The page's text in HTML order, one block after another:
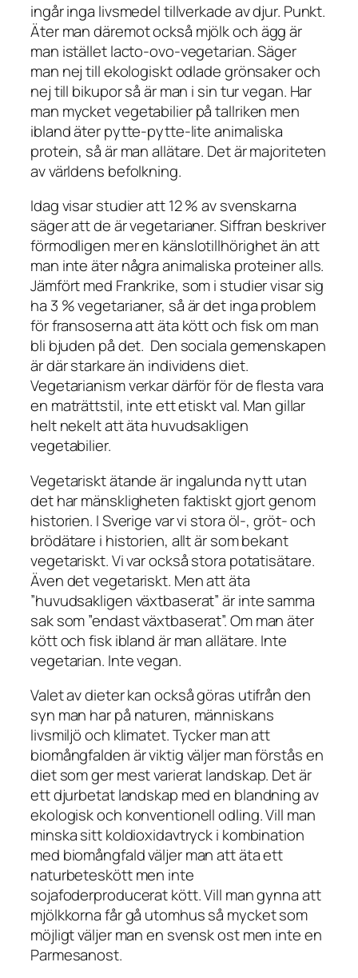
ingår inga livsmedel tillverkade av djur. Punkt.
Äter man däremot också mjölk och ägg är
man istället lacto-ovo-vegetarian. Säger
man nej till ekologiskt odlade grönsaker och
nej till bikupor så är man i sin tur vegan. Har
man mycket vegetabilier på tallriken men
ibland äter pytte-pytte-lite animaliska
protein, så är man allätare. Det är majoriteten
av världens befolkning.
Idag visar studier att 12 % av svenskarna
säger att de är vegetarianer. Siffran beskriver
förmodligen mer en känslotillhörighet än att
man inte äter några animaliska proteiner alls.
Jämfört med Frankrike, som i studier visar sig
ha 3 % vegetarianer, så är det inga problem
för fransoserna att äta kött och fisk om man
bli bjuden på det. Den sociala gemenskapen
är där starkare än individens diet.
Vegetarianism verkar därför för de flesta vara
en maträttstil, inte ett etiskt val. Man gillar
helt nekelt att äta huvudsakligen
vegetabilier.
Vegetariskt ätande är ingalunda nytt utan
det har mänskligheten faktiskt gjort genom
historien. I Sverige var vi stora öl-, gröt- och
brödätare i historien, allt är som bekant
vegetariskt. Vi var också stora potatisätare.
Även det vegetariskt. Men att äta
”huvudsakligen växtbaserat” är inte samma
sak som ”endast växtbaserat”. Om man äter
kött och fisk ibland är man allätare. Inte
vegetarian. Inte vegan.
Valet av dieter kan också göras utifrån den
syn man har på naturen, människans
livsmiljö och klimatet. Tycker man att
biomångfalden är viktig väljer man förstås en
diet som ger mest varierat landskap. Det är
ett djurbetat landskap med en blandning av
ekologisk och konventionell odling. Vill man
minska sitt koldioxidavtryck i kombination
med biomångfald väljer man att äta ett
naturbeteskött men inte
sojafoderproducerat kött. Vill man gynna att
mjölkkorna får gå utomhus så mycket som
möjligt väljer man en svensk ost men inte en
Parmesanost.